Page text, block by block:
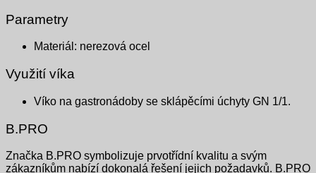
Parametry
Materiál: nerezová ocel
Využití víka
Víko na gastronádoby se sklápěcími úchyty GN 1/1.
B.PRO
Značka B.PRO symbolizuje prvotřídní kvalitu a svým
zákazníkům nabízí dokonalá řešení jejich požadavků. B.PRO